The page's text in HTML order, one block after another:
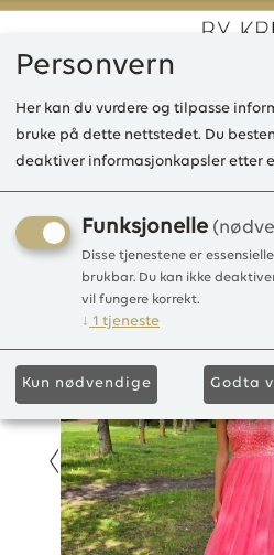
KBCliff lang
Tulle Glittery
Personvern
Her kan du vurdere og tilpasse
bruke på dette nettstedet. Du
deaktiver informasjonkapsler etter
Funksjonelle
Disse tjenestene er
brukbar. Du kan ikke
vil fungere korrekt.
↓ 1 tjeneste
Kun nødvendige Godta